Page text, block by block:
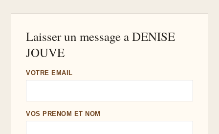
Laisser un message a DENISE
JOUVE
VOTRE EMAIL
VOS PRENOM ET NOM